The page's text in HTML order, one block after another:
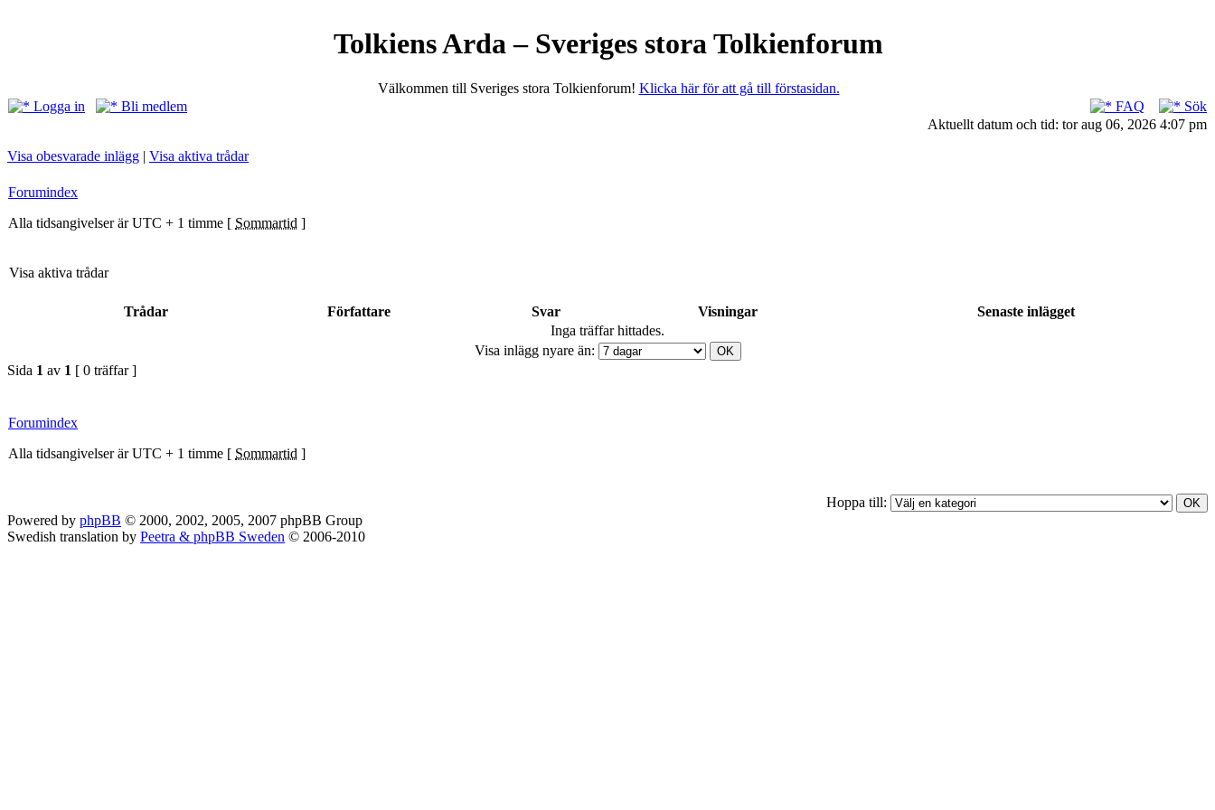
Tolkiens Arda – Sveriges stora Tolkienforum
Välkommen till Sveriges stora Tolkienforum! Klicka här för att gå till förstasidan.
Logga in
Bli medlem FAQ
Sök
Aktuellt datum och tid: tor aug 06, 2026 4:07 pm
Visa obesvarade inlägg | Visa aktiva trådar
Forumindex
Alla tidsangivelser är UTC + 1 timme [ Sommartid ]
Visa aktiva trådar
Trådar Författare Svar Visningar
Senaste inlägget
Inga träffar hittades.
Visa inlägg nyare än:
Sida 1 av 1 [ 0 träffar ]
Forumindex
Alla tidsangivelser är UTC + 1 timme [ Sommartid ]
Hoppa till:
Powered by phpBB © 2000, 2002, 2005, 2007 phpBB Group
Swedish translation by Peetra & phpBB Sweden © 2006-2010